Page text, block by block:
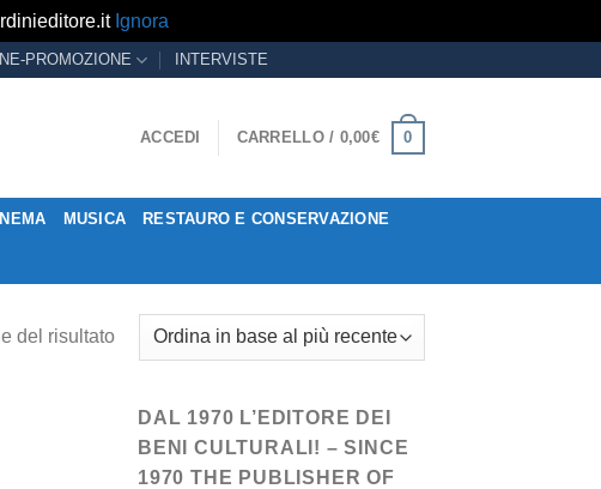
Ignora
PROMOZIONE INTERVISTE
ACCEDI CARRELLO / 0,00€ 0
MUSICA RESTAURO E CONSERVAZIONE
del risultato
DAL 1970 L’EDITORE DEI
BENI CULTURALI! – SINCE
1970 THE PUBLISHER OF